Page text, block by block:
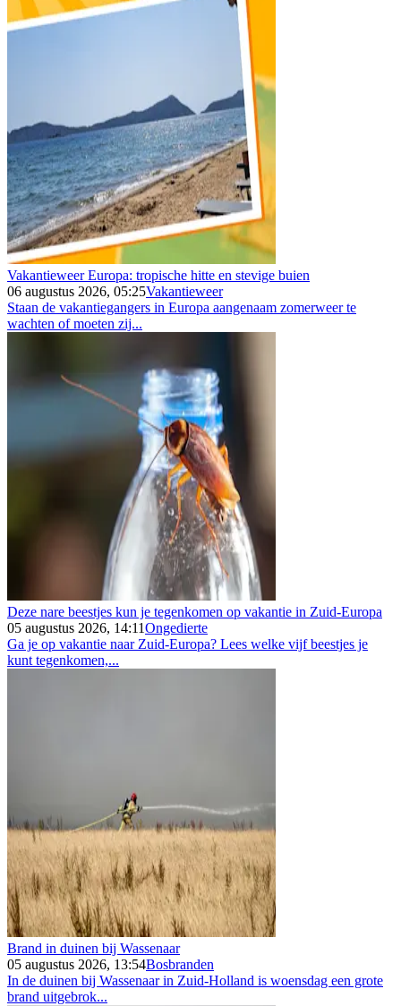
Vakantieweer Europa: tropische hitte en stevige buien
06 augustus 2026, 05:25Vakantieweer
Staan de vakantiegangers in Europa aangenaam zomerweer te
wachten of moeten zij...
Deze nare beestjes kun je tegenkomen op vakantie in Zuid-Europa
05 augustus 2026, 14:11Ongedierte
Ga je op vakantie naar Zuid-Europa? Lees welke vijf beestjes je
kunt tegenkomen,...
Brand in duinen bij Wassenaar
05 augustus 2026, 13:54Bosbranden
In de duinen bij Wassenaar in Zuid-Holland is woensdag een grote
brand uitgebrok...